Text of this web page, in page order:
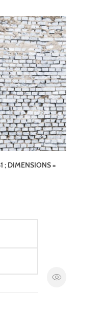
; DIMENSIONS =